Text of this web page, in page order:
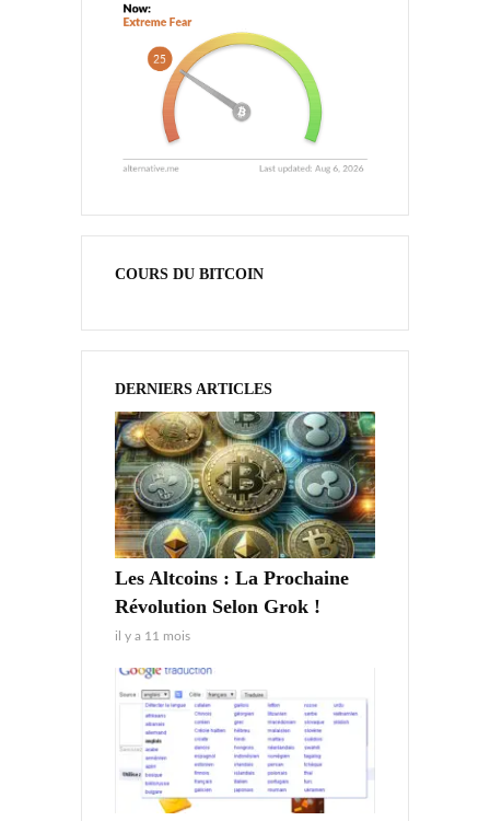
COURS DU BITCOIN
DERNIERS ARTICLES
Les Altcoins : La Prochaine
Révolution Selon Grok !
il y a 11 mois